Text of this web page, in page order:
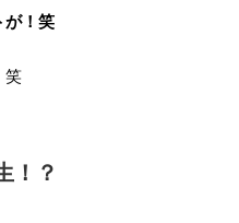
が！笑
笑
！？